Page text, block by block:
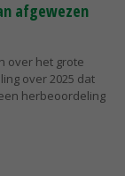
afgewezen
over het grote
over 2025 dat
herbeoordeling